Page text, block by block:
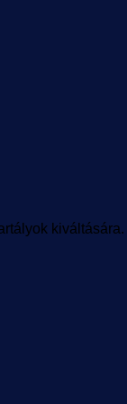
kiváltására.